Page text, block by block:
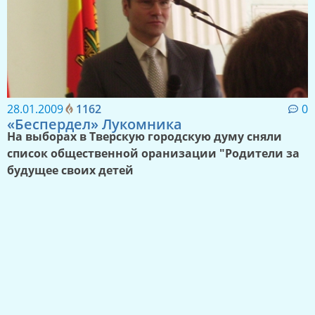
28.01.2009 1162 0
«Беспердел» Лукомника
На выборах в Тверскую городскую думу сняли
список общественной оранизации "Родители за
будущее своих детей